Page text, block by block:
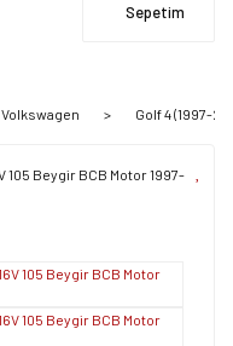
Sepetim
Volkswagen Golf 4 (1997-